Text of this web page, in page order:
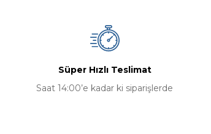
Süper Hızlı Teslimat
Saat 14:00’e kadar ki siparişlerde